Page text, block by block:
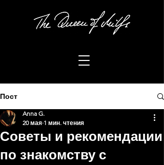
Пост
Советы и рекомендации
по знакомству с
Anna G.
20 мая 1 мин. чтения